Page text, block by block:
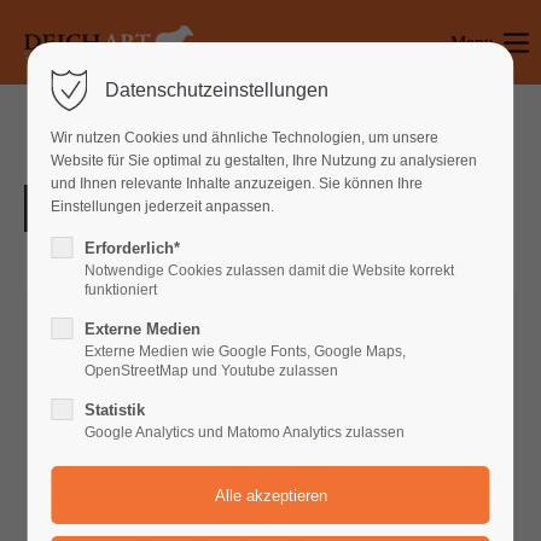
Login
Benutzername
Passwort
Anmelden
Register
Lorem ipsum dolor sit amet:
Menu
Datenschutzeinstellungen
Wir nutzen Cookies und ähnliche Technologien, um unsere
Website für Sie optimal zu gestalten, Ihre Nutzung zu analysieren
und Ihnen relevante Inhalte anzuzeigen. Sie können Ihre
Einstellungen jederzeit anpassen.
Erforderlich*
Notwendige Cookies zulassen damit die Website korrekt
funktioniert
Externe Medien
Externe Medien wie Google Fonts, Google Maps,
OpenStreetMap und Youtube zulassen
Statistik
Google Analytics und Matomo Analytics zulassen